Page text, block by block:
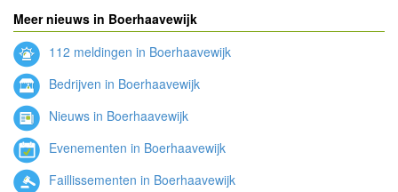
Meer nieuws in Boerhaavewijk
112 meldingen in Boerhaavewijk
Bedrijven in Boerhaavewijk
Nieuws in Boerhaavewijk
Evenementen in Boerhaavewijk
Faillissementen in Boerhaavewijk